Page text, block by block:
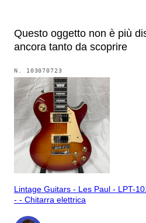
Questo oggetto non è più
ancora tanto da scoprire
N. 103070723
Lintage Guitars - Les Paul - LPT-
- - Chitarra elettrica